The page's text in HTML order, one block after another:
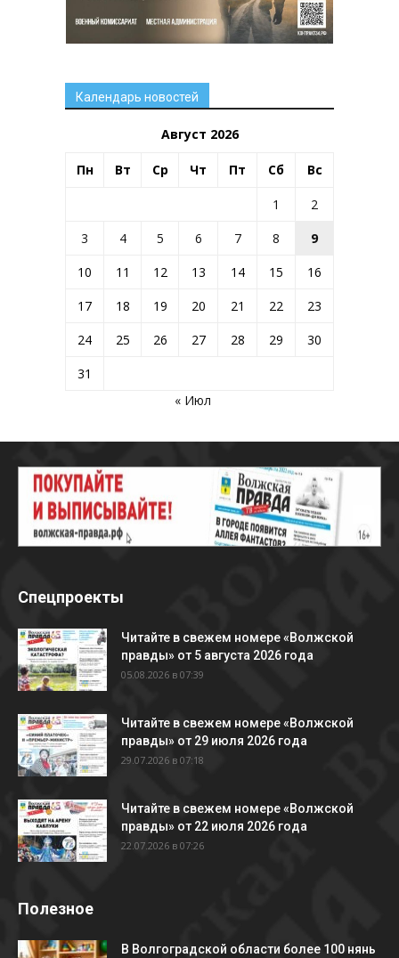
Календарь новостей
Август 2026
Пн Вт Ср Чт Пт Сб Вс
1
2
3
4 5 6 7 8
9
10
11 12 13 14 15
16
17
18 19 20 21 22
23
24
25 26 27 28 29
30
31
« Июл
Спецпроекты
Читайте в свежем номере «Волжской
правды» от 5 августа 2026 года
05.08.2026 в 07:39
Читайте в свежем номере «Волжской
правды» от 29 июля 2026 года
29.07.2026 в 07:18
Читайте в свежем номере «Волжской
правды» от 22 июля 2026 года
22.07.2026 в 07:26
Полезное
В Волгоградской области более 100 нянь